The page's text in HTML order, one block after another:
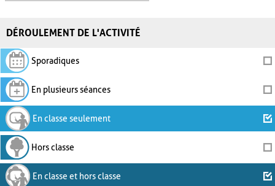
DÉROULEMENT DE L'ACTIVITÉ
Sporadiques
En plusieurs séances
En classe seulement
Hors classe
En classe et hors classe